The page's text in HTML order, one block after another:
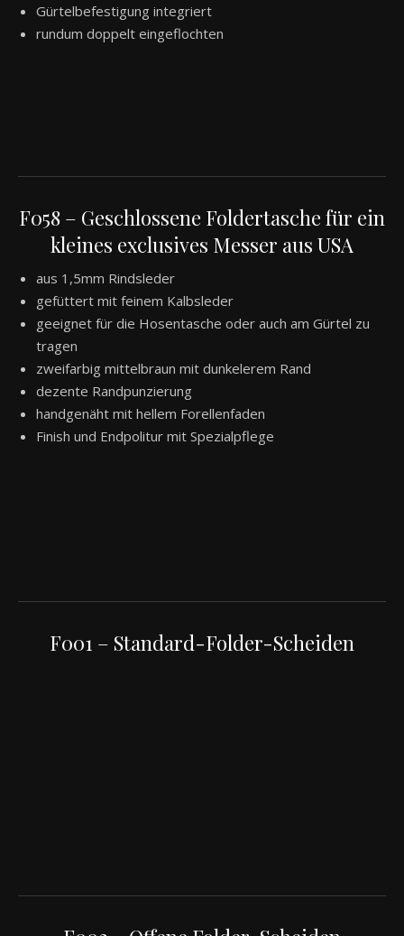
Gürtelbefestigung integriert
rundum doppelt eingeflochten
F058 – Geschlossene Foldertasche für ein
kleines exclusives Messer aus USA
aus 1,5mm Rindsleder
gefüttert mit feinem Kalbsleder
geeignet für die Hosentasche oder auch am Gürtel zu
tragen
zweifarbig mittelbraun mit dunkelerem Rand
dezente Randpunzierung
handgenäht mit hellem Forellenfaden
Finish und Endpolitur mit Spezialpflege
F001 – Standard-Folder-Scheiden